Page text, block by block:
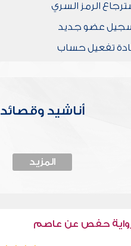
الرمز السري
عضو جديد
تفعيل حساب
أناشيد وقصائد
المزيد
حفص عن عاصم